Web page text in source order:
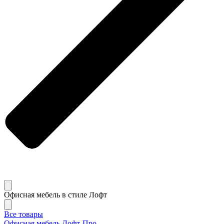
Офисная мебель в стиле Лофт
Все товары